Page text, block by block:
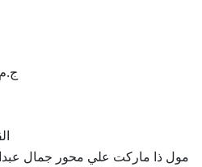
ج.م
مول ذا ماركت علي محور جمال